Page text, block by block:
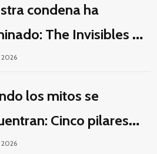
condena ha
The Invisibles y
por la imaginación
2026
los mitos se
Cinco pilares
para una fantasía
2026